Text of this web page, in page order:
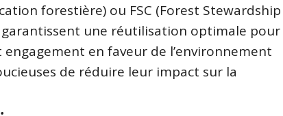
forestière) ou FSC (Forest Stewardship
une réutilisation optimale pour
en faveur de l’environnement
de réduire leur impact sur la